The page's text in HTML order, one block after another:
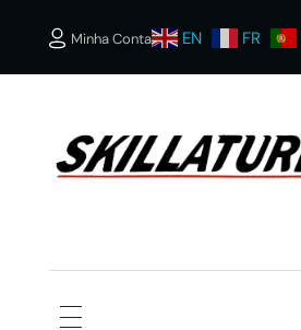
Minha Conta EN FR